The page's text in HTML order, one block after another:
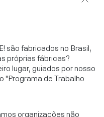
são fabricados no Brasil,
próprias fábricas?
lugar, guiados por nosso
"Programa de Trabalho
organizações não